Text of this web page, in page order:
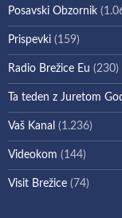
Posavski Obzornik
Prispevki (159)
Radio Brežice Eu (230)
Ta teden z Juretom
Vaš Kanal (1.236)
Videokom (144)
Visit Brežice (74)